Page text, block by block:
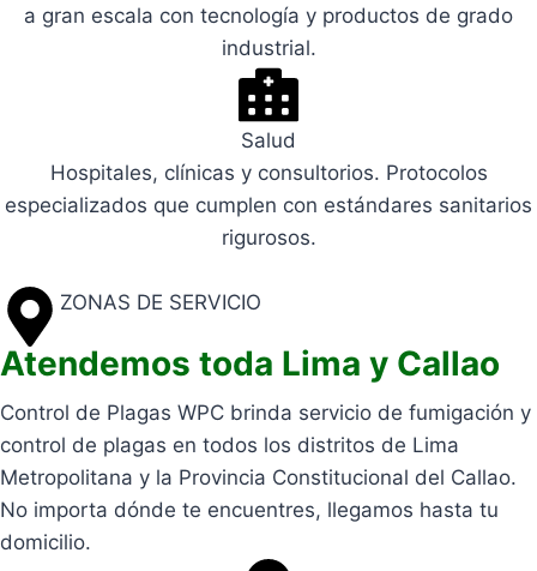
a gran escala con tecnología y productos de grado
industrial.
Salud
Hospitales, clínicas y consultorios. Protocolos
especializados que cumplen con estándares sanitarios
rigurosos.
ZONAS DE SERVICIO
Atendemos toda Lima y Callao
Control de Plagas WPC brinda servicio de fumigación y
control de plagas en todos los distritos de Lima
Metropolitana y la Provincia Constitucional del Callao.
No importa dónde te encuentres, llegamos hasta tu
domicilio.